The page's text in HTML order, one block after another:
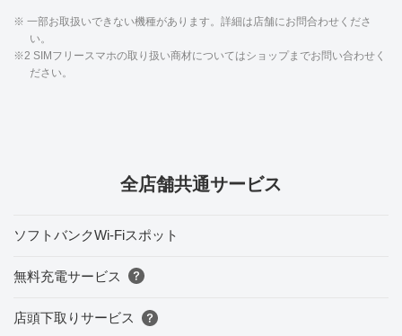
※ 一部お取扱いできない機種があります。詳細は店舗にお問合わせくださ
い。
※2 SIMフリースマホの取り扱い商材についてはショップまでお問い合わせく
ださい。
全店舗共通サービス
ソフトバンクWi-Fiスポット
無料充電サービス
店頭下取りサービス